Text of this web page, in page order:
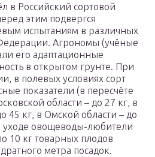
в Российский сортовой
этим подвергся
испытаниям в различных
Агрономы (учёные
его адаптационные
в открытом грунте. При
в полевых условиях сорт
показатели (в пересчёте
области – до 27 кг, в
45 кг, в Омской области – до
уходе овощеводы-любители
10 кг товарных плодов
метра посадок.